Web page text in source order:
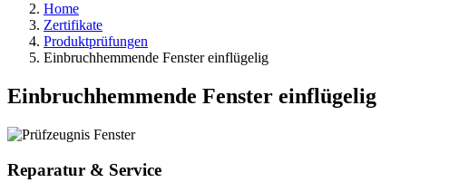
Home
Zertifikate
Produktprüfungen
Einbruchhemmende Fenster einflügelig
Einbruchhemmende Fenster einflügelig
Reparatur & Service